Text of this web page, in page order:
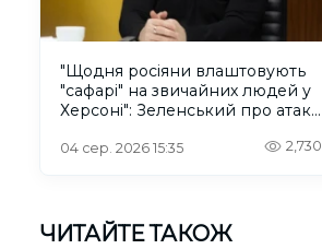
"Щодня росіяни влаштовують
"сафарі" на звичайних людей у
Херсоні": Зеленський про атаку
04 сер. 2026 15:35 2,730
ЧИТАЙТЕ ТАКОЖ